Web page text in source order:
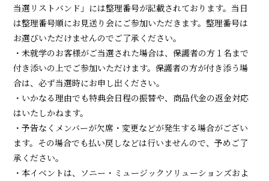
当選リストバンド」には整理番号が記載されております。当日
は整理番号順にお見送り会にご参加いただきます。整理番号は
お選びいただけませんのでご了承ください。
・未就学のお客様がご当選された場合は、保護者の方１名まで
付き添いの上でご参加いただけます。保護者の方が付き添う場
合は、必ず当選時にお申し出ください。
・いかなる理由でも特典会日程の振替や、商品代金の返金対応
はいたしかねます。
・予告なくメンバーが欠席・変更などが発生する場合がござい
ます。その場合でも払い戻しなどは行いませんので、予めご了
承ください。
・本イベントは、ソニー・ミュージックソリューションズおよ